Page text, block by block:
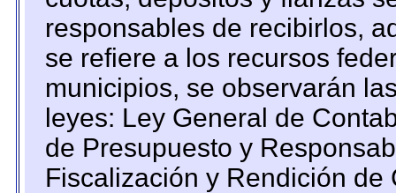
responsables de recibirlos,
se refiere a los recursos
municipios, se observarán
leyes: Ley General de
de Presupuesto y
Fiscalización y Rendición